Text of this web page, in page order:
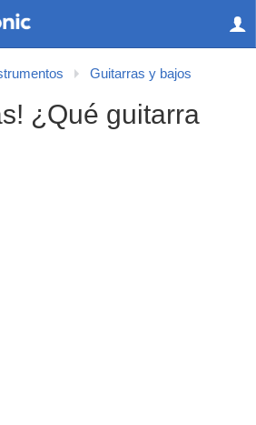
Guitarras y bajos
¿Qué guitarra